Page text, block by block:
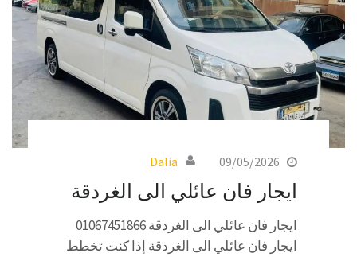
09/05/2026
Dalia
ايجار فان عائلي الى الغردقة
ايجار فان عائلي الى الغردقة 01067451866
ايجار فان عائلي الى الغردقة إذا كنت تخطط